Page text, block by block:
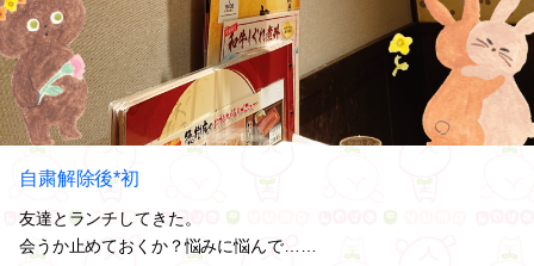
自粛解除後*初
友達とランチしてきた。
会うか止めておくか？悩みに悩んで……